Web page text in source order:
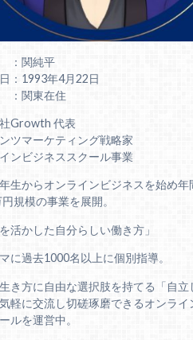
関純平
：1993年4月22日
：関東在住
Growth 代表
ツマーケティング戦略家
ンビジネススクール事業
生からオンラインビジネスを始め年
規模の事業を展開。
を活かした自分らしい働き方」
に過去1000名以上に個別指導。
き方に自由な選択肢を持てる「自立
軽に交流し切磋琢磨できるオンライ
ルを運営中。